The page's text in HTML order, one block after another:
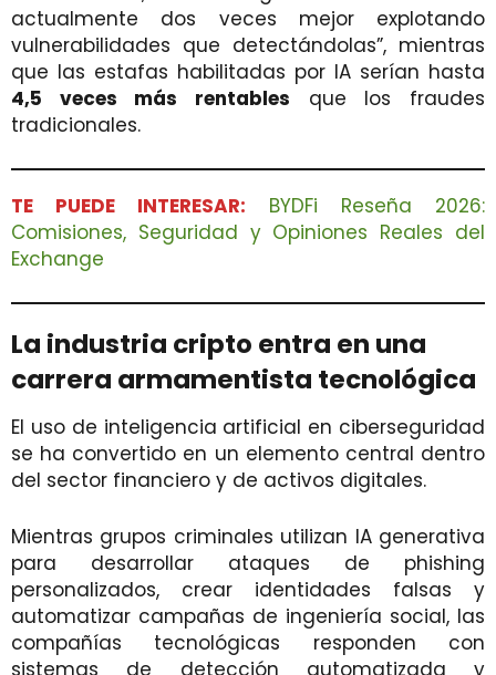
actualmente dos veces mejor explotando
vulnerabilidades que detectándolas”, mientras
que las estafas habilitadas por IA serían hasta
4,5 veces más rentables que los fraudes
tradicionales.
TE PUEDE INTERESAR:
BYDFi Reseña 2026:
Comisiones, Seguridad y Opiniones Reales del
Exchange
La industria cripto entra en una
carrera armamentista tecnológica
El uso de inteligencia artificial en ciberseguridad
se ha convertido en un elemento central dentro
del sector financiero y de activos digitales.
Mientras grupos criminales utilizan IA generativa
para desarrollar ataques de phishing
personalizados, crear identidades falsas y
automatizar campañas de ingeniería social, las
compañías tecnológicas responden con